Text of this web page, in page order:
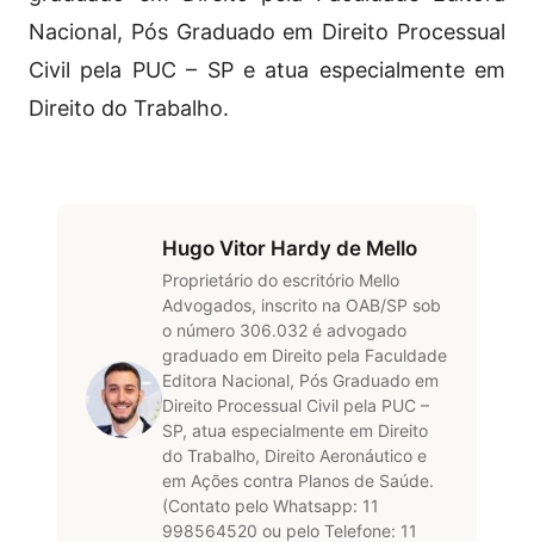
Nacional, Pós Graduado em Direito Processual
Civil pela PUC – SP e atua especialmente em
Direito do Trabalho.
Hugo Vitor Hardy de Mello
Proprietário do escritório Mello
Advogados, inscrito na OAB/SP sob
o número 306.032 é advogado
graduado em Direito pela Faculdade
Editora Nacional, Pós Graduado em
Direito Processual Civil pela PUC –
SP, atua especialmente em Direito
do Trabalho, Direito Aeronáutico e
em Ações contra Planos de Saúde.
(Contato pelo Whatsapp: 11
998564520 ou pelo Telefone: 11